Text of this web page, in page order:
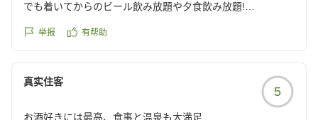
でも着いてからのビール飲み放題や夕食飲み放題!
またここに来たいと思いました!
https://review.travel.rakuten.co.jp/hotel/voice/56826?
举报 有帮助
真实住客
5
お酒好きには最高、食事と温泉も大満足